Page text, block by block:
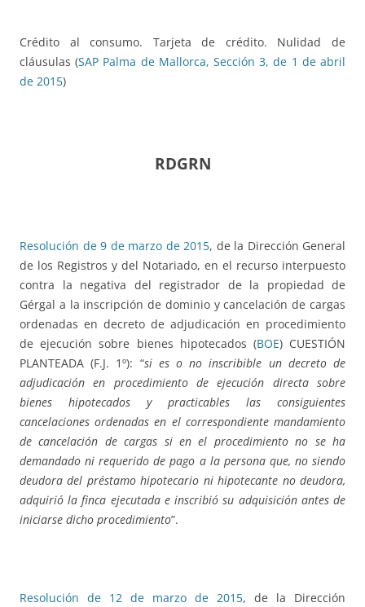
Crédito al consumo. Tarjeta de crédito. Nulidad de
cláusulas (SAP Palma de Mallorca, Sección 3, de 1 de abril
de 2015)
RDGRN
Resolución de 9 de marzo de 2015, de la Dirección General
de los Registros y del Notariado, en el recurso interpuesto
contra la negativa del registrador de la propiedad de
Gérgal a la inscripción de dominio y cancelación de cargas
ordenadas en decreto de adjudicación en procedimiento
de ejecución sobre bienes hipotecados (BOE) CUESTIÓN
PLANTEADA (F.J. 1º): “si es o no inscribible un decreto de
adjudicación en procedimiento de ejecución directa sobre
bienes hipotecados y practicables las consiguientes
cancelaciones ordenadas en el correspondiente mandamiento
de cancelación de cargas si en el procedimiento no se ha
demandado ni requerido de pago a la persona que, no siendo
deudora del préstamo hipotecario ni hipotecante no deudora,
adquirió la finca ejecutada e inscribió su adquisición antes de
iniciarse dicho procedimiento”.
Resolución de 12 de marzo de 2015, de la Dirección